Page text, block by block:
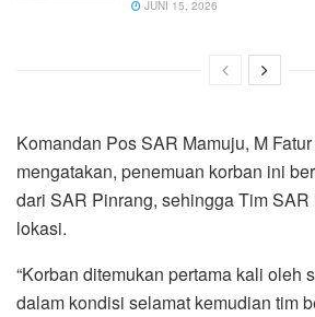
JUNI 15, 2026
Komandan Pos SAR Mamuju, M
mengatakan, penemuan korban ini
dari SAR Pinrang, sehingga Tim
lokasi.
“Korban ditemukan pertama kali oleh
dalam kondisi selamat kemudian tim